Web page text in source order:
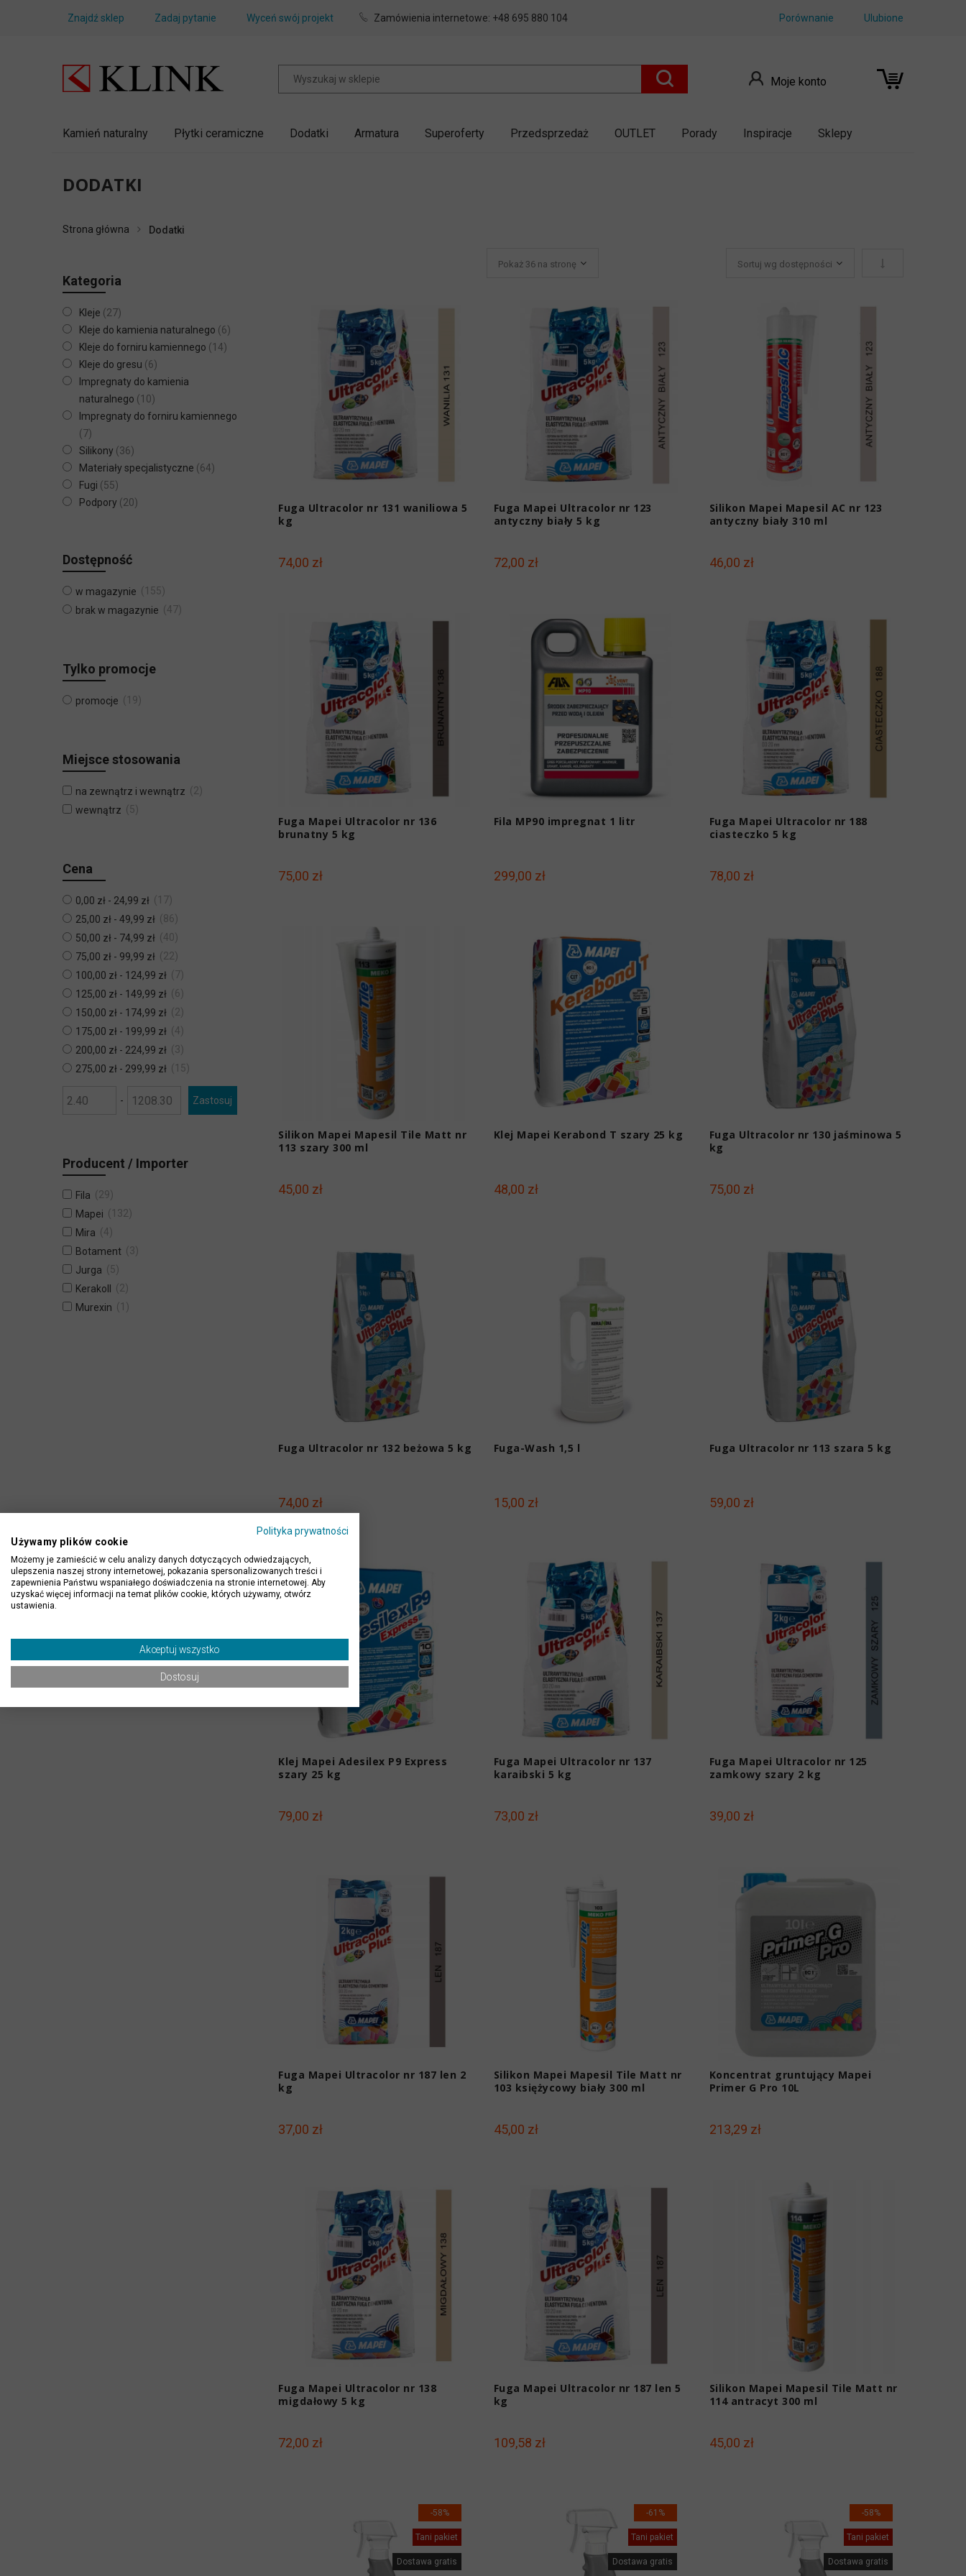
Znajdź sklep Zadaj pytanie Wyceń swój projekt Zamówienia internetowe: +48 695 880 104 Ulubione
Porównanie
Moje konto
Kamień naturalny Płytki ceramiczne Dodatki Armatura Superoferty Przedsprzedaż OUTLET Porady Inspiracje Sklepy
DODATKI
Strona główna Dodatki
Fuga Ultracolor nr 131 waniliowa 5
kg
74,00 zł
Fuga Mapei Ultracolor nr 123
antyczny biały 5 kg
72,00 zł
Silikon Mapei Mapesil AC nr 123
antyczny biały 310 ml
46,00 zł
Fuga Mapei Ultracolor nr 136
brunatny 5 kg
75,00 zł
Fila MP90 impregnat 1 litr
299,00 zł
Fuga Mapei Ultracolor nr 188
ciasteczko 5 kg
78,00 zł
Silikon Mapei Mapesil Tile Matt nr
113 szary 300 ml
45,00 zł
Klej Mapei Kerabond T szary 25 kg
48,00 zł
Fuga Ultracolor nr 130 jaśminowa 5
kg
75,00 zł
Fuga Ultracolor nr 132 beżowa 5 kg
74,00 zł
Fuga-Wash 1,5 l
15,00 zł
Fuga Ultracolor nr 113 szara 5 kg
59,00 zł
Klej Mapei Adesilex P9 Express
szary 25 kg
79,00 zł
Fuga Mapei Ultracolor nr 137
karaibski 5 kg
73,00 zł
Fuga Mapei Ultracolor nr 125
zamkowy szary 2 kg
39,00 zł
Fuga Mapei Ultracolor nr 187 len 2
kg
37,00 zł
Silikon Mapei Mapesil Tile Matt nr
103 księżycowy biały 300 ml
45,00 zł
Koncentrat gruntujący Mapei
Primer G Pro 10L
213,29 zł
Fuga Mapei Ultracolor nr 138
migdałowy 5 kg
72,00 zł
Fuga Mapei Ultracolor nr 187 len 5
kg
109,58 zł
Silikon Mapei Mapesil Tile Matt nr
114 antracyt 300 ml
45,00 zł
-58%
Tani pakiet
Dostawa gratis
-61%
Tani pakiet
Dostawa gratis
-58%
Tani pakiet
Dostawa gratis
Kategoria
Kleje
27
Kleje do kamienia naturalnego
6
Kleje do forniru kamiennego
14
Kleje do gresu
6
Impregnaty do kamienia
naturalnego
10
Impregnaty do forniru kamiennego
7
Silikony
36
Materiały specjalistyczne
64
Fugi
55
Podpory
20
Dostępność
w magazynie
155
brak w magazynie
47
Tylko promocje
promocje 19
Miejsce stosowania
na zewnątrz i wewnątrz
2
wewnątrz
5
Cena
0,00 zł - 24,99 zł
17
25,00 zł - 49,99 zł
86
50,00 zł - 74,99 zł
40
75,00 zł - 99,99 zł
22
100,00 zł - 124,99 zł
7
125,00 zł - 149,99 zł
6
150,00 zł - 174,99 zł
2
175,00 zł - 199,99 zł
4
200,00 zł - 224,99 zł
3
275,00 zł - 299,99 zł 15
- Zastosuj
Producent / Importer
Fila
29
Mapei
132
Mira
4
Botament
3
Jurga
5
Kerakoll
2
Murexin
1
Polityka prywatności
Używamy plików cookie
Możemy je zamieścić w celu analizy danych dotyczących odwiedzających,
ulepszenia naszej strony internetowej, pokazania spersonalizowanych treści i
zapewnienia Państwu wspaniałego doświadczenia na stronie internetowej. Aby
uzyskać więcej informacji na temat plików cookie, których używamy, otwórz
ustawienia.
Akceptuj wszystko
Dostosuj